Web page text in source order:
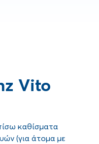
Vito
καθίσματα
(για άτομα με